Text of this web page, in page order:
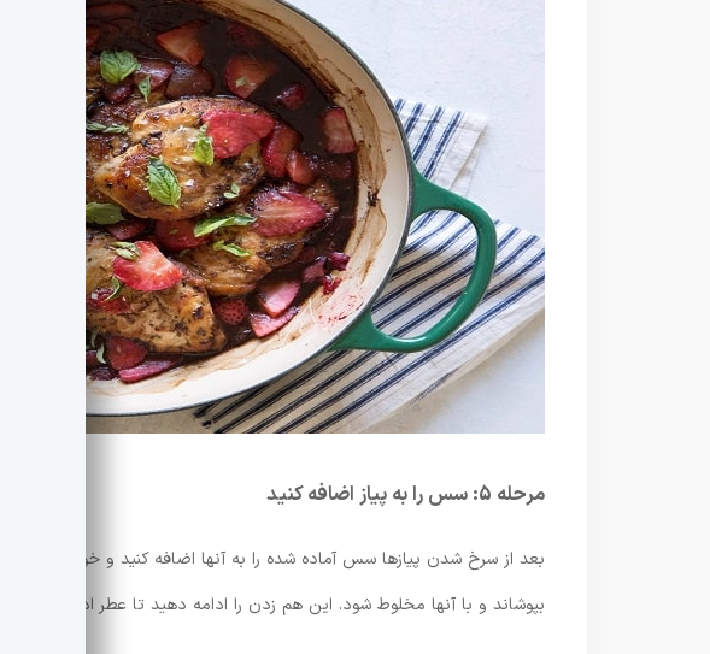
مرحله 5: سس را به پیاز اضافه کنید
بعد از سرخ شدن پیازها سس آماده شده را به آنها اضافه کنید و خوب هم
بپوشاند و با آنها مخلوط شود. این هم زدن را ادامه دهید تا عطر ادویه های